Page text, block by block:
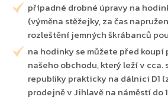
případné drobné úpravy na
(výměna stěžejky, za čas
rozleštění jemných škrábanců
na hodinky se můžete před
našeho obchodu, který leží v cca.
republiky prakticky na dálnici D1
prodejně v Jihlavě na náměstí do